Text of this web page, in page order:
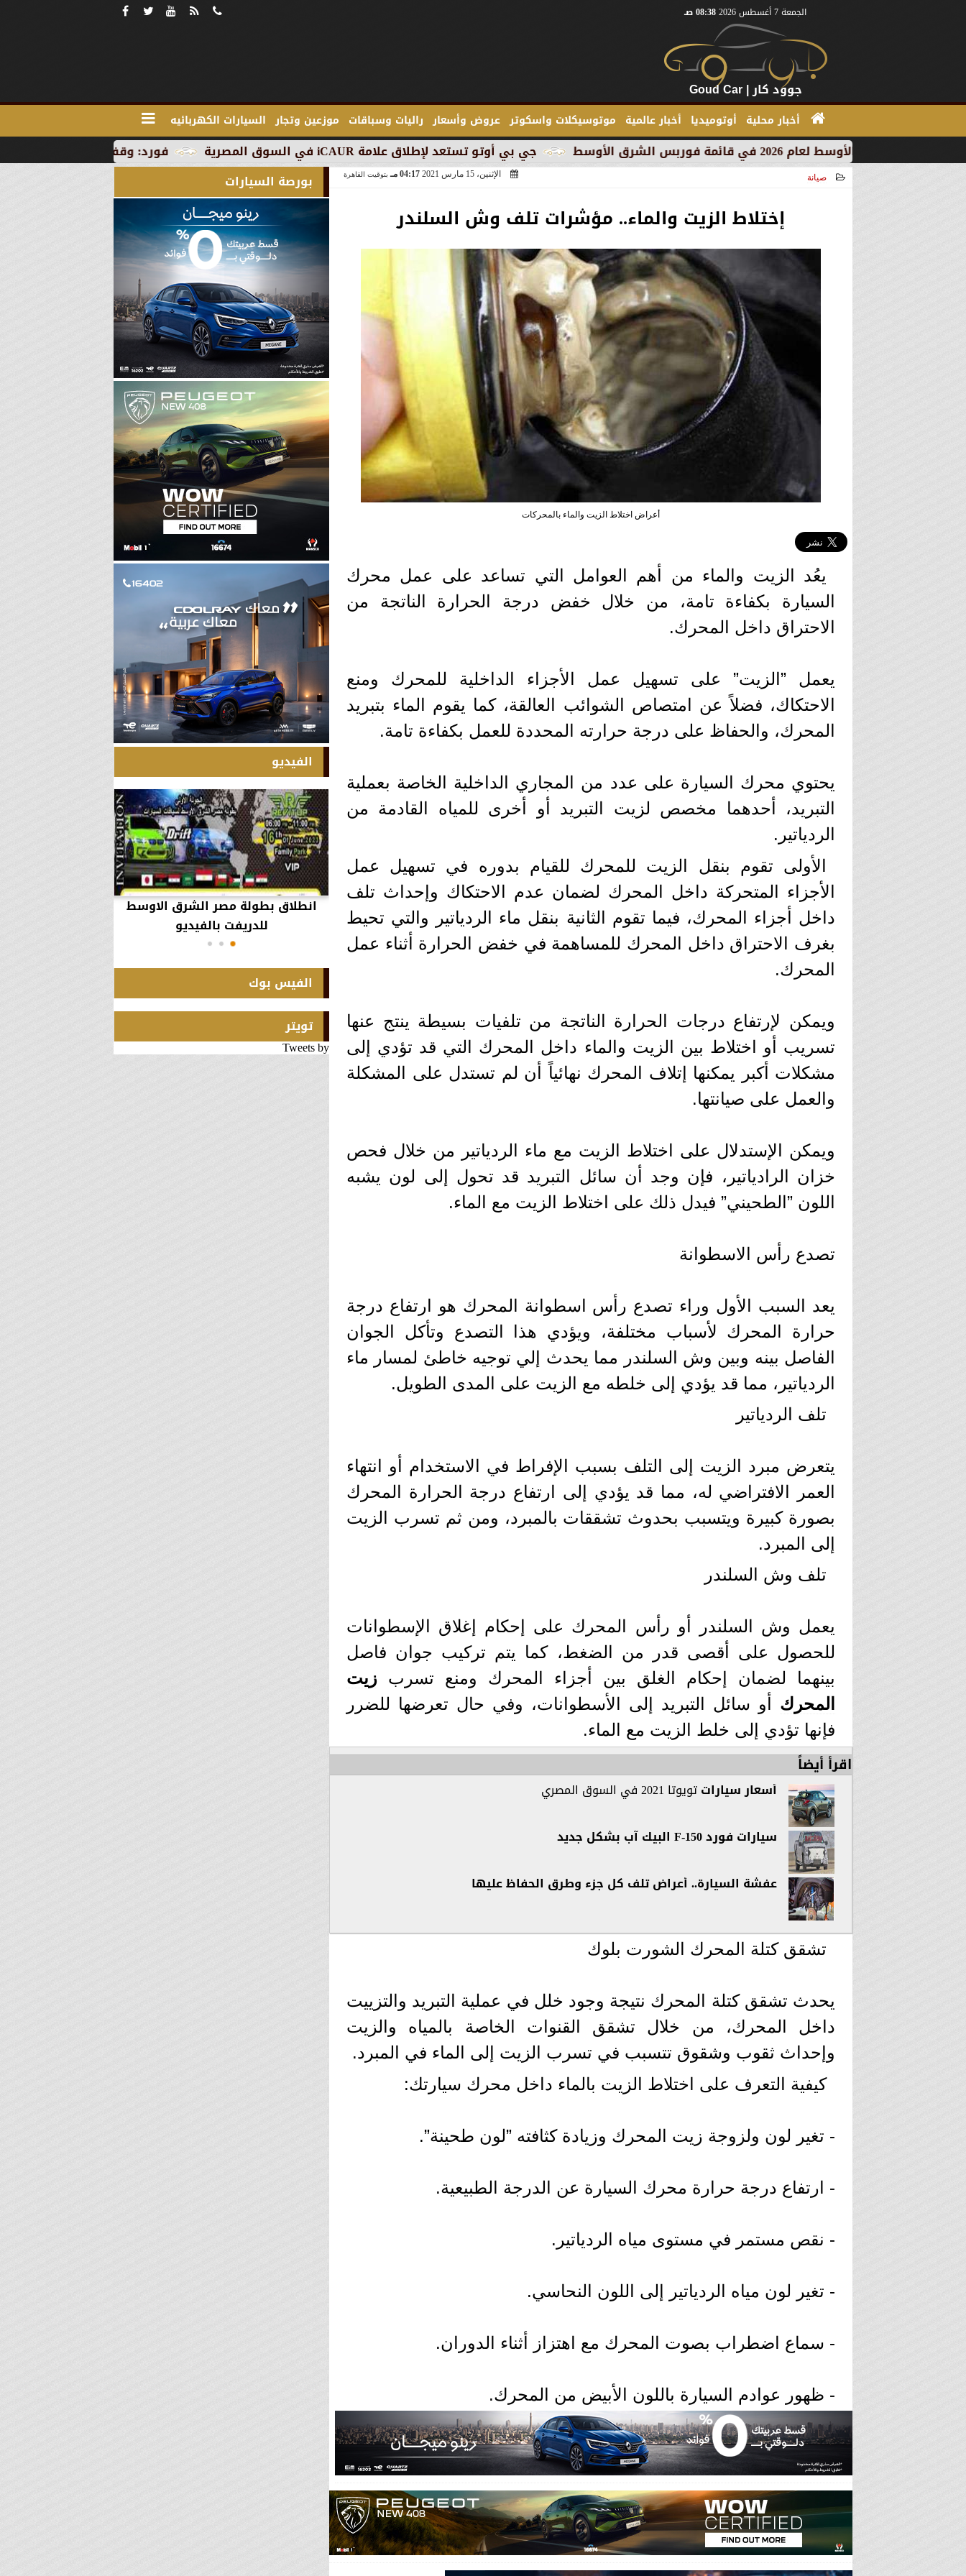
الجمعة 7 أغسطس 2026 08:38 صـ
جوود كار | Goud Car
أخبار محلية أوتوميديا أخبار عالمية موتوسيكلات واسكوتر عروض وأسعار راليات وسباقات موزعين وتجار السيارات الكهربائيه
فورد: وقف الإنتاج في رومانيا بسبب جي بي أوتو تستعد لإطلاق علامة iCAUR في السوق المصرية
صيانة الإثنين، 15 مارس 2021 04:17 مـ بتوقيت القاهرة
إختلاط الزيت والماء.. مؤشرات تلف وش السلندر
أعراض اختلاط الزيت والماء بالمحركات
يعُد الزيت والماء من أهم العوامل التي تساعد على عمل محرك
السيارة بكفاءة تامة، من خلال خفض درجة الحرارة الناتجة من
الاحتراق داخل المحرك.
يعمل ”الزيت” على تسهيل عمل الأجزاء الداخلية للمحرك ومنع
الاحتكاك، فضلاً عن امتصاص الشوائب العالقة، كما يقوم الماء بتبريد
المحرك، والحفاظ على درجة حرارته المحددة للعمل بكفاءة تامة.
يحتوي محرك السيارة على عدد من المجاري الداخلية الخاصة بعملية
التبريد، أحدهما مخصص لزيت التبريد أو أخرى للمياه القادمة من
الردياتير.
الأولى تقوم بنقل الزيت للمحرك للقيام بدوره في تسهيل عمل
الأجزاء المتحركة داخل المحرك لضمان عدم الاحتكاك وإحداث تلف
داخل أجزاء المحرك، فيما تقوم الثانية بنقل ماء الردياتير والتي تحيط
بغرف الاحتراق داخل المحرك للمساهمة في خفض الحرارة أثناء عمل
المحرك.
ويمكن لإرتفاع درجات الحرارة الناتجة من تلفيات بسيطة ينتج عنها
تسريب أو اختلاط بين الزيت والماء داخل المحرك التي قد تؤدي إلى
مشكلات أكبر يمكنها إتلاف المحرك نهائياً أن لم تستدل على المشكلة
والعمل على صيانتها.
ويمكن الإستدلال على اختلاط الزيت مع ماء الردياتير من خلال فحص
خزان الرادياتير، فإن وجد أن سائل التبريد قد تحول إلى لون يشبه
اللون ”الطحيني” فيدل ذلك على اختلاط الزيت مع الماء.
تصدع رأس الاسطوانة
يعد السبب الأول وراء تصدع رأس اسطوانة المحرك هو ارتفاع درجة
حرارة المحرك لأسباب مختلفة، ويؤدي هذا التصدع وتأكل الجوان
الفاصل بينه وبين وش السلندر مما يحدث إلي توجيه خاطئ لمسار ماء
الردياتير، مما قد يؤدي إلى خلطه مع الزيت على المدى الطويل.
تلف الردياتير
يتعرض مبرد الزيت إلى التلف بسبب الإفراط في الاستخدام أو انتهاء
العمر الافتراضي له، مما قد يؤدي إلى ارتفاع درجة الحرارة المحرك
بصورة كبيرة ويتسبب بحدوث تشققات بالمبرد، ومن ثم تسرب الزيت
إلى المبرد.
تلف وش السلندر
يعمل وش السلندر أو رأس المحرك على إحكام إغلاق الإسطوانات
للحصول على أقصى قدر من الضغط، كما يتم تركيب جوان فاصل
بينهما لضمان إحكام الغلق بين أجزاء المحرك ومنع تسرب زيت
المحرك أو سائل التبريد إلى الأسطوانات، وفي حال تعرضها للضرر
فإنها تؤدي إلى خلط الزيت مع الماء.
اقرأ أيضاً
أسعارسيارات تويوتا 2021 في السوق المصري
سيارات فورد F-150 البيك آب بشكل جديد
عفشة السيارة.. أعراض تلف كل جزء وطرق الحفاظ عليها
تشقق كتلة المحرك الشورت بلوك
يحدث تشقق كتلة المحرك نتيجة وجود خلل في عملية التبريد والتزييت
داخل المحرك، من خلال تشقق القنوات الخاصة بالمياه والزيت
وإحداث ثقوب وشقوق تتسبب في تسرب الزيت إلى الماء في المبرد.
كيفية التعرف على اختلاط الزيت بالماء داخل محرك سيارتك:
- تغير لون ولزوجة زيت المحرك وزيادة كثافته ”لون طحينة”.
- ارتفاع درجة حرارة محرك السيارة عن الدرجة الطبيعية.
- نقص مستمر في مستوى مياه الردياتير.
- تغير لون مياه الردياتير إلى اللون النحاسي.
- سماع اضطراب بصوت المحرك مع اهتزاز أثناء الدوران.
- ظهور عوادم السيارة باللون الأبيض من المحرك.
بورصة السيارات
الفيديو
في واقعة غريبة، تعطلت سيارة ملك
السويد بعد تحركها لثوانٍ معدودة.
انطلاق بطولة مصر الشرق الاوسط
للدريفت بالفيديو
الفيس بوك
تويتر
Tweets by